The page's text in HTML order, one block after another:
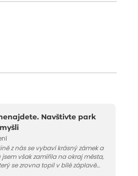
Navštivte park
z nás se vybaví krásný zámek a
však zamířila na okraj města,
se zrovna topil v bílé záplavě